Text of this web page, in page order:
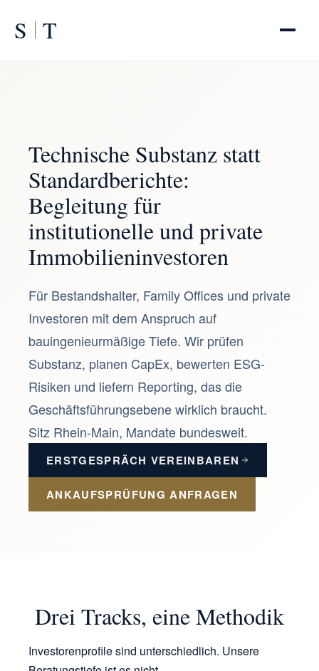
S T
Technische Substanz statt
Standardberichte:
Begleitung für
institutionelle und private
Immobilieninvestoren
Für Bestandshalter, Family Offices und private
Investoren mit dem Anspruch auf
bauingenieurmäßige Tiefe. Wir prüfen
Substanz, planen CapEx, bewerten ESG-
Risiken und liefern Reporting, das die
Geschäftsführungsebene wirklich braucht.
Sitz Rhein-Main, Mandate bundesweit.
ERSTGESPRÄCH VEREINBAREN
ANKAUFSPRÜFUNG ANFRAGEN
Drei Tracks, eine Methodik
Investorenprofile sind unterschiedlich. Unsere